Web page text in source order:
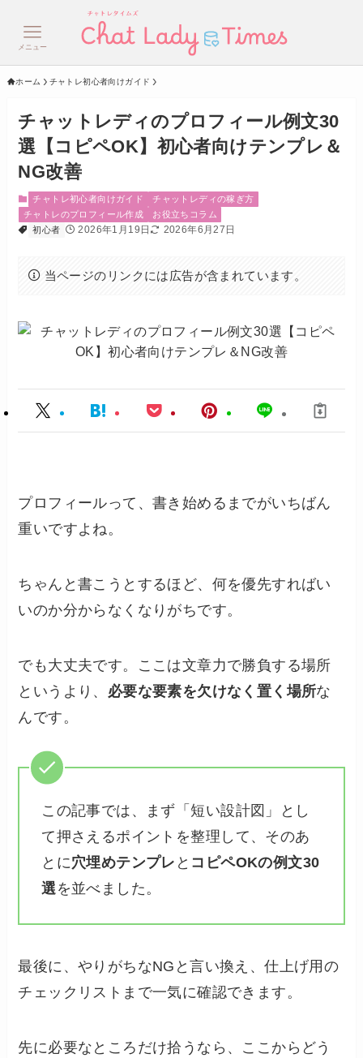
メニュー
ホーム チャトレ初心者向けガイド
チャットレディのプロフィール例文30
選【コピペOK】初心者向けテンプレ＆
NG改善
チャトレ初心者向けガイド
チャットレディの稼ぎ方
チャトレのプロフィール作成
お役立ちコラム
初心者
2026年1月19日 2026年6月27日
当ページのリンクには広告が含まれています。
プロフィールって、書き始めるまでがいちばん
重いですよね。
ちゃんと書こうとするほど、何を優先すればい
いのか分からなくなりがちです。
でも大丈夫です。ここは文章力で勝負する場所
というより、 必要な要素を欠けなく置く場所な
んです。
この記事では、まず「短い設計図」とし
て押さえるポイントを整理して、そのあ
とに穴埋めテンプレ と コピペOKの例文30
選 を並べました。
最後に、やりがちなNGと言い換え、仕上げ用の
チェックリストまで一気に確認できます。
先に必要なところだけ拾うなら、ここからどう